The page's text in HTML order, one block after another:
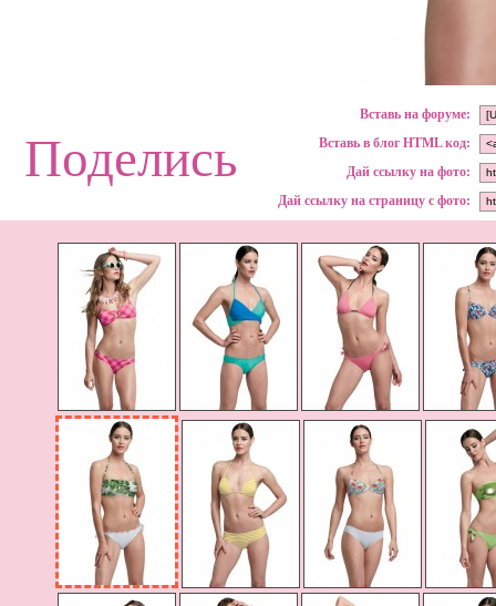
Поделись
Вставь на форуме:
Вставь в блог HTML код:
Дай ссылку на фото:
Дай ссылку на страницу с фото: